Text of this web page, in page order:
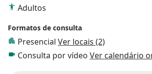
Adultos
Formatos de consulta
Presencial Ver locais (2)
Consulta por vídeo Ver calendário